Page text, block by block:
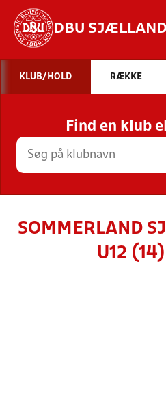
DBU SJÆLLAND
STILLINGER,
KLUB/HOLD RÆKKE
Find en klub
SOMMERLAND
U12